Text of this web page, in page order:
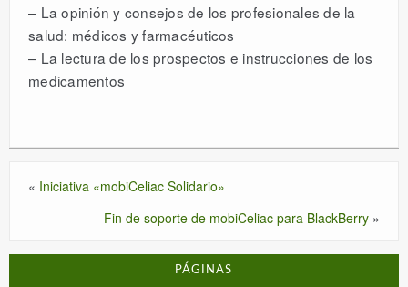
– La opinión y consejos de los profesionales de la
salud: médicos y farmacéuticos
– La lectura de los prospectos e instrucciones de los
medicamentos
« Iniciativa «mobiCeliac Solidario»
Fin de soporte de mobiCeliac para BlackBerry »
PÁGINAS